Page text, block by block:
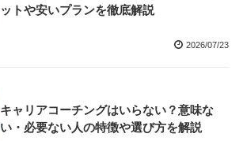
ットや安いプランを徹底解説
2026/07/23
キャリアコーチングはいらない？意味な
い・必要ない人の特徴や選び方を解説